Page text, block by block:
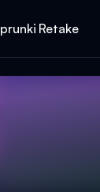
Retake